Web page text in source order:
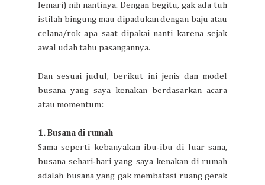
lemari) nih nantinya. Dengan begitu, gak ada tuh
istilah bingung mau dipadukan dengan baju atau
celana/rok apa saat dipakai nanti karena sejak
awal udah tahu pasangannya.
Dan sesuai judul, berikut ini jenis dan model
busana yang saya kenakan berdasarkan acara
atau momentum:
1. Busana di rumah
Sama seperti kebanyakan ibu-ibu di luar sana,
busana sehari-hari yang saya kenakan di rumah
adalah busana yang gak membatasi ruang gerak